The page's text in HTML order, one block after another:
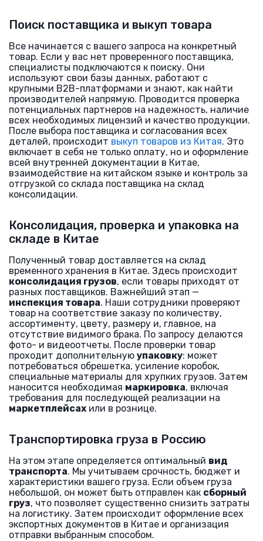
Поиск поставщика и выкуп товара
Все начинается с вашего запроса на конкретный
товар. Если у вас нет проверенного поставщика,
специалисты подключаются к поиску. Они
используют свои базы данных, работают с
крупными B2B-платформами и знают, как найти
производителей напрямую. Проводится проверка
потенциальных партнеров на надежность, наличие
всех необходимых лицензий и качество продукции.
После выбора поставщика и согласования всех
деталей, происходит выкуп товаров из Китая. Это
включает в себя не только оплату, но и оформление
всей внутренней документации в Китае,
взаимодействие на китайском языке и контроль за
отгрузкой со склада поставщика на склад
консолидации.
Консолидация, проверка и упаковка на
складе в Китае
Полученный товар доставляется на склад
временного хранения в Китае. Здесь происходит
консолидация грузов, если товары приходят от
разных поставщиков. Важнейший этап —
инспекция товара. Наши сотрудники проверяют
товар на соответствие заказу по количеству,
ассортименту, цвету, размеру и, главное, на
отсутствие видимого брака. По запросу делаются
фото- и видеоотчеты. После проверки товар
проходит дополнительную упаковку: может
потребоваться обрешетка, усиление коробок,
специальные материалы для хрупких грузов. Затем
наносится необходимая маркировка, включая
требования для последующей реализации на
маркетплейсах или в рознице.
Транспортировка груза в Россию
На этом этапе определяется оптимальный вид
транспорта. Мы учитываем срочность, бюджет и
характеристики вашего груза. Если объем груза
небольшой, он может быть отправлен как сборный
груз, что позволяет существенно снизить затраты
на логистику. Затем происходит оформление всех
экспортных документов в Китае и организация
отправки выбранным способом.